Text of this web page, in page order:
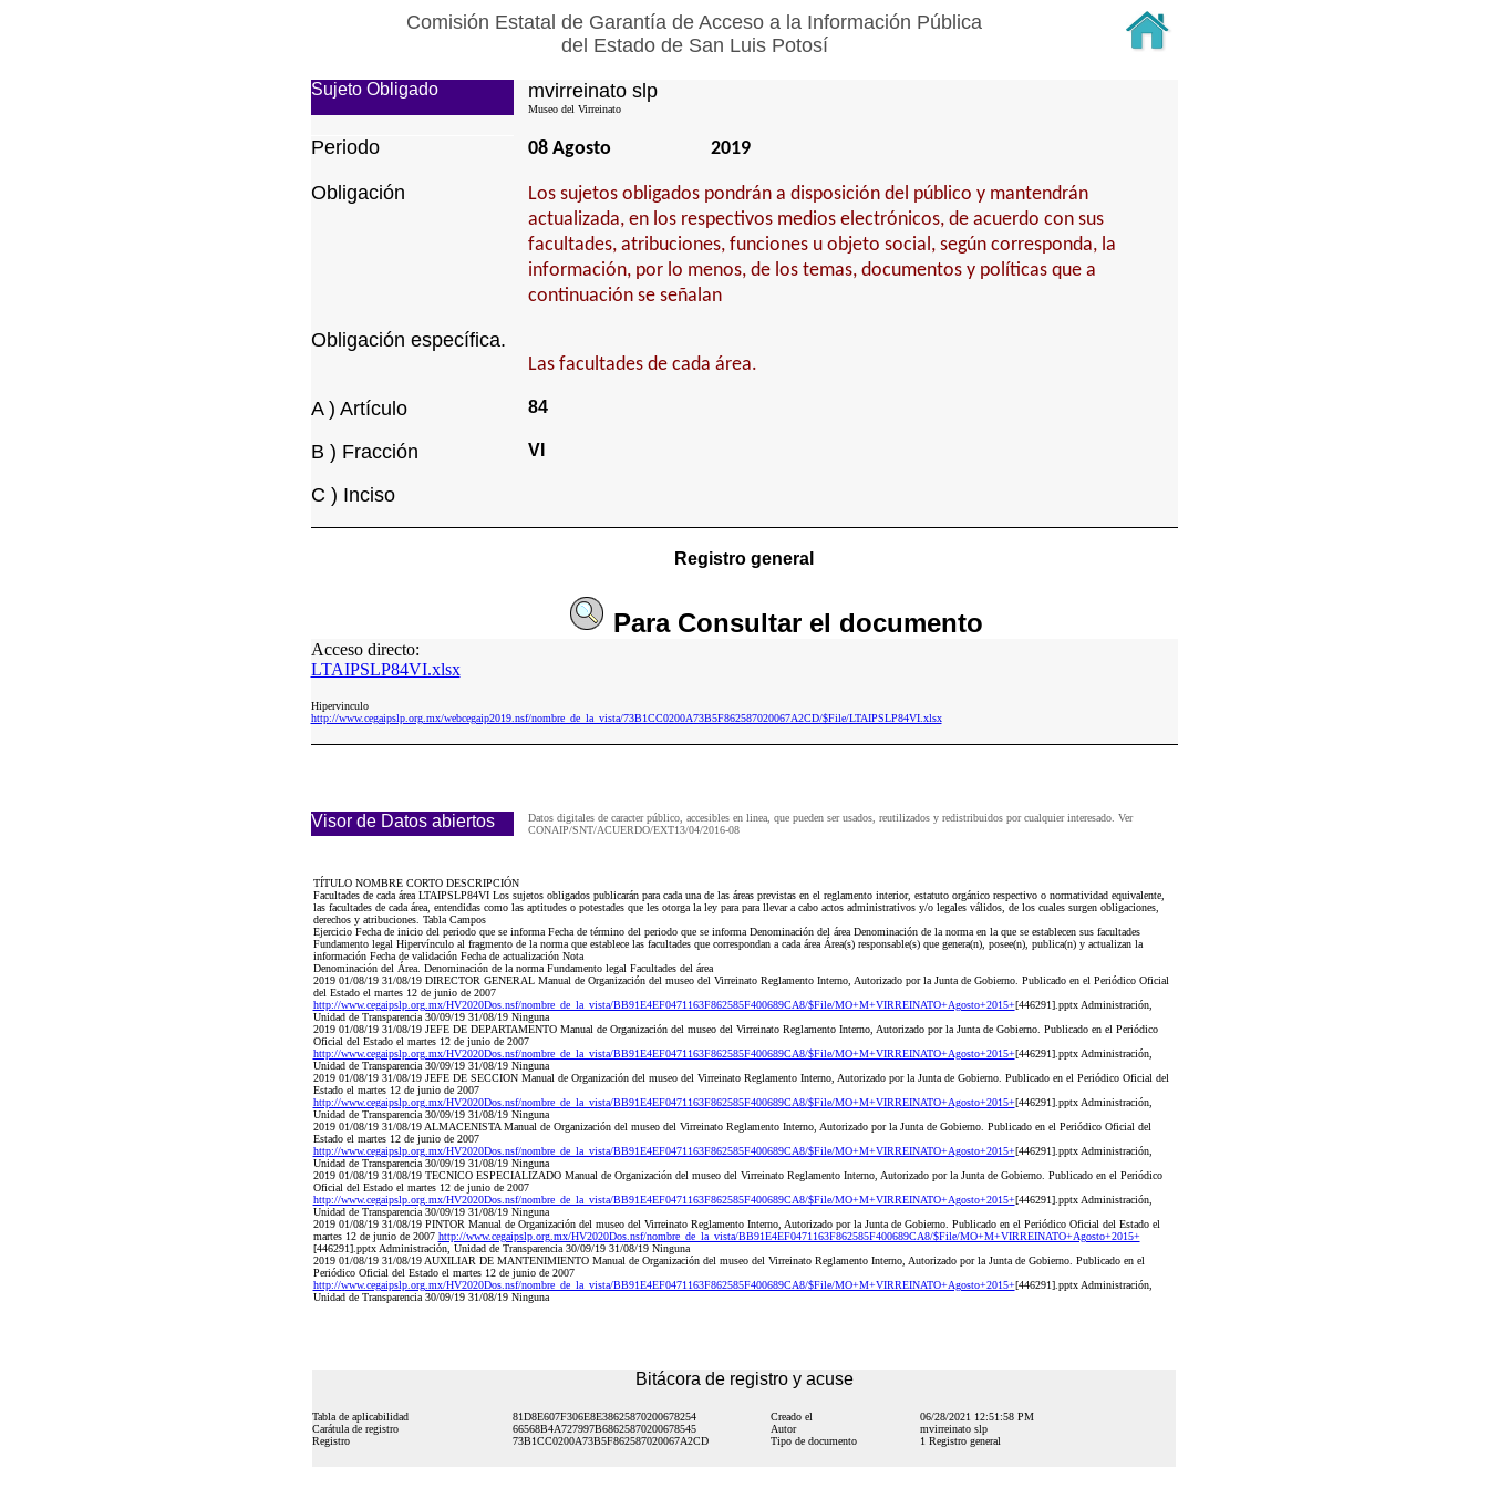
Comisión Estatal de Garantía de Acceso a la Información Pública
del Estado de San Luis Potosí
Sujeto Obligado mvirreinato slp
Museo del Virreinato
Periodo 08 Agosto 2019
Obligación
Los sujetos obligados pondrán a disposición del público y mantendrán
actualizada, en los respectivos medios electrónicos, de acuerdo con sus
facultades, atribuciones, funciones u objeto social, según corresponda, la
información, por lo menos, de los temas, documentos y políticas que a
continuación se señalan
Obligación específica.
Las facultades de cada área.
A ) Artículo 84
B ) Fracción VI
C ) Inciso
Registro general
Para Consultarel documento
Acceso directo:
LTAIPSLP84VI.xlsx
Hipervinculo
http://www.cegaipslp.org.mx/webcegaip2019.nsf/nombre_de_la_vista/73B1CC0200A73B5F862587020067A2CD/$File/LTAIPSLP84VI.xlsx
Visor de Datos abiertos
Datos digitales de caracter público, accesibles en linea, que pueden ser usados, reutilizados y redistribuidos por cualquier interesado. Ver
CONAIP/SNT/ACUERDO/EXT13/04/2016-08
TÍTULO NOMBRE CORTO DESCRIPCIÓN
Facultades de cada área LTAIPSLP84VI Los sujetos obligados publicarán para cada una de las áreas previstas en el reglamento interior, estatuto orgánico respectivo o normatividad equivalente,
las facultades de cada área, entendidas como las aptitudes o potestades que les otorga la ley para para llevar a cabo actos administrativos y/o legales válidos, de los cuales surgen obligaciones,
derechos y atribuciones. Tabla Campos
Ejercicio Fecha de inicio del periodo que se informa Fecha de término del periodo que se informa Denominación del área Denominación de la norma en la que se establecen sus facultades
Fundamento legal Hipervínculo al fragmento de la norma que establece las facultades que correspondan a cada área Área(s) responsable(s) que genera(n), posee(n), publica(n) y actualizan la
información Fecha de validación Fecha de actualización Nota
Denominación del Área. Denominación de la norma Fundamento legal Facultades del área
2019 01/08/19 31/08/19 DIRECTOR GENERAL Manual de Organización del museo del Virreinato Reglamento Interno, Autorizado por la Junta de Gobierno. Publicado en el Periódico Oficial
del Estado el martes 12 de junio de 2007
http://www.cegaipslp.org.mx/HV2020Dos.nsf/nombre_de_la_vista/BB91E4EF0471163F862585F400689CA8/$File/MO+M+VIRREINATO+Agosto+2015+[446291].pptx Administración,
Unidad de Transparencia 30/09/19 31/08/19 Ninguna
2019 01/08/19 31/08/19 JEFE DE DEPARTAMENTO Manual de Organización del museo del Virreinato Reglamento Interno, Autorizado por la Junta de Gobierno. Publicado en el Periódico
Oficial del Estado el martes 12 de junio de 2007
http://www.cegaipslp.org.mx/HV2020Dos.nsf/nombre_de_la_vista/BB91E4EF0471163F862585F400689CA8/$File/MO+M+VIRREINATO+Agosto+2015+[446291].pptx Administración,
Unidad de Transparencia 30/09/19 31/08/19 Ninguna
2019 01/08/19 31/08/19 JEFE DE SECCION Manual de Organización del museo del Virreinato Reglamento Interno, Autorizado por la Junta de Gobierno. Publicado en el Periódico Oficial del
Estado el martes 12 de junio de 2007
http://www.cegaipslp.org.mx/HV2020Dos.nsf/nombre_de_la_vista/BB91E4EF0471163F862585F400689CA8/$File/MO+M+VIRREINATO+Agosto+2015+[446291].pptx Administración,
Unidad de Transparencia 30/09/19 31/08/19 Ninguna
2019 01/08/19 31/08/19 ALMACENISTA Manual de Organización del museo del Virreinato Reglamento Interno, Autorizado por la Junta de Gobierno. Publicado en el Periódico Oficial del
Estado el martes 12 de junio de 2007
http://www.cegaipslp.org.mx/HV2020Dos.nsf/nombre_de_la_vista/BB91E4EF0471163F862585F400689CA8/$File/MO+M+VIRREINATO+Agosto+2015+[446291].pptx Administración,
Unidad de Transparencia 30/09/19 31/08/19 Ninguna
2019 01/08/19 31/08/19 TECNICO ESPECIALIZADO Manual de Organización del museo del Virreinato Reglamento Interno, Autorizado por la Junta de Gobierno. Publicado en el Periódico
Oficial del Estado el martes 12 de junio de 2007
http://www.cegaipslp.org.mx/HV2020Dos.nsf/nombre_de_la_vista/BB91E4EF0471163F862585F400689CA8/$File/MO+M+VIRREINATO+Agosto+2015+[446291].pptx Administración,
Unidad de Transparencia 30/09/19 31/08/19 Ninguna
2019 01/08/19 31/08/19 PINTOR Manual de Organización del museo del Virreinato Reglamento Interno, Autorizado por la Junta de Gobierno. Publicado en el Periódico Oficial del Estado el
martes 12 de junio de 2007 http://www.cegaipslp.org.mx/HV2020Dos.nsf/nombre_de_la_vista/BB91E4EF0471163F862585F400689CA8/$File/MO+M+VIRREINATO+Agosto+2015+
[446291].pptx Administración, Unidad de Transparencia 30/09/19 31/08/19 Ninguna
2019 01/08/19 31/08/19 AUXILIAR DE MANTENIMIENTO Manual de Organización del museo del Virreinato Reglamento Interno, Autorizado por la Junta de Gobierno. Publicado en el
Periódico Oficial del Estado el martes 12 de junio de 2007
http://www.cegaipslp.org.mx/HV2020Dos.nsf/nombre_de_la_vista/BB91E4EF0471163F862585F400689CA8/$File/MO+M+VIRREINATO+Agosto+2015+[446291].pptx Administración,
Unidad de Transparencia 30/09/19 31/08/19 Ninguna
Bitácora de registro y acuse
Tabla de aplicabilidad 81D8E607F306E8E38625870200678254 Creado el
06/28/2021 12:51:58 PM
Carátula de registro
66568B4A727997B68625870200678545 Autor
mvirreinato slp
Registro
73B1CC0200A73B5F862587020067A2CD Tipo de documento 1 Registro general